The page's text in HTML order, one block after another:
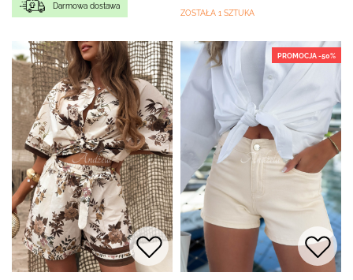
Darmowa dostawa
ZOSTAŁA 1 SZTUKA
PROMOCJA -50%